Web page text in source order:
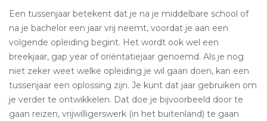
Een tussenjaar betekent dat je na je middelbare school of
na je bachelor een jaar vrij neemt, voordat je aan een
volgende opleiding begint. Het wordt ook wel een
breekjaar, gap year of oriëntatiejaar genoemd. Als je nog
niet zeker weet welke opleiding je wil gaan doen, kan een
tussenjaar een oplossing zijn. Je kunt dat jaar gebruiken om
je verder te ontwikkelen. Dat doe je bijvoorbeeld door te
gaan reizen, vrijwilligerswerk (in het buitenland) te gaan